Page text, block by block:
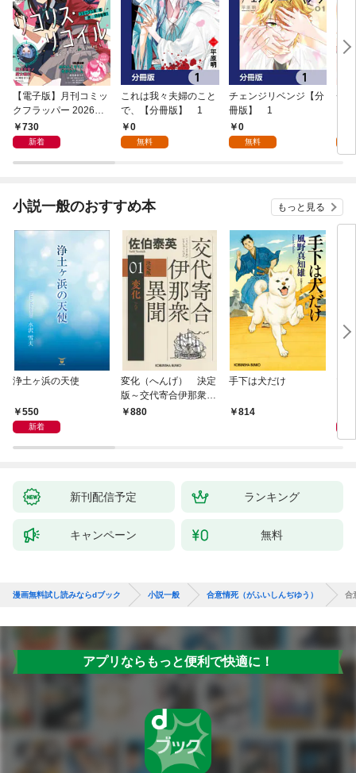
【電子版】月刊コミッ
クフラッパー 2026年9
月号730
新着
これは我々夫婦のこと
で、【分冊版】 1
0
無料
チェンジリベンジ【分
冊版】 1
0
無料
チ
小説一般のおすすめ本 もっと見る
浄土ヶ浜の天使
550
新着
変化（へんげ） 決定
版～交代寄合伊那衆異
聞（1）～
880
手下は犬だけ
814
新刊配信予定 ランキング
キャンペーン 無料
漫画無料試し読みならdブック 小説一般 合意情死（がふいしんぢゆう） 合
アプリならもっと便利で快適に！